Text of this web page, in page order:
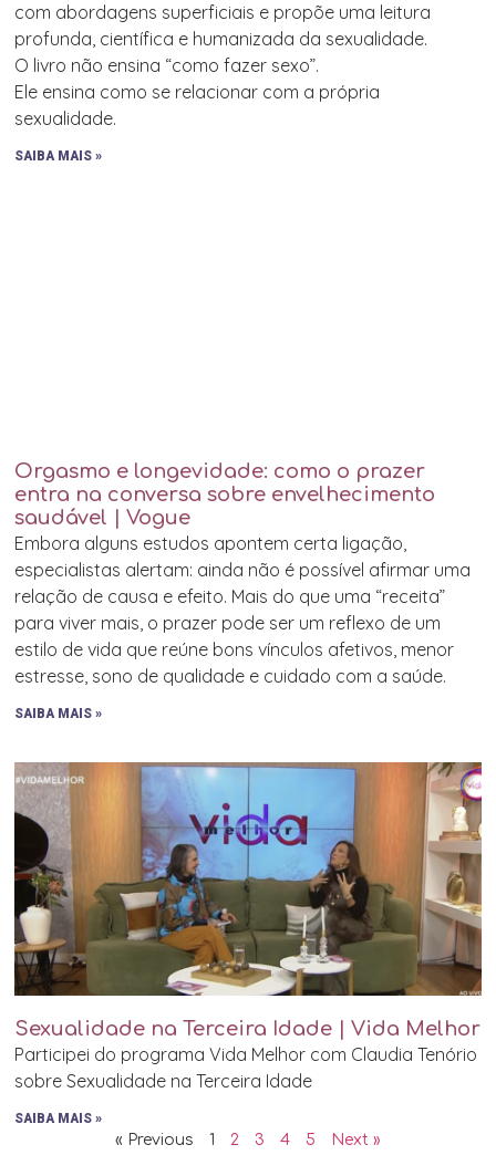
com abordagens superficiais e propõe uma leitura
profunda, científica e humanizada da sexualidade.
O livro não ensina “como fazer sexo”.
Ele ensina como se relacionar com a própria
sexualidade.
SAIBA MAIS »
Orgasmo e longevidade: como o prazer
entra na conversa sobre envelhecimento
saudável | Vogue
Embora alguns estudos apontem certa ligação,
especialistas alertam: ainda não é possível afirmar uma
relação de causa e efeito. Mais do que uma “receita”
para viver mais, o prazer pode ser um reflexo de um
estilo de vida que reúne bons vínculos afetivos, menor
estresse, sono de qualidade e cuidado com a saúde.
SAIBA MAIS »
Sexualidade na Terceira Idade | Vida Melhor
Participei do programa Vida Melhor com Claudia Tenório
sobre Sexualidade na Terceira Idade
SAIBA MAIS »
« Previous 1 2 3 4 5 Next »